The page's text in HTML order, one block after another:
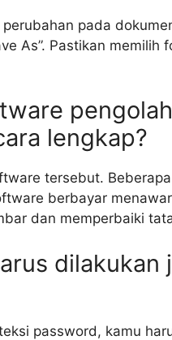
pada
As”. Pastikan
lengkap?
tersebut.
berbayar
dan memperbaiki
password, kamu